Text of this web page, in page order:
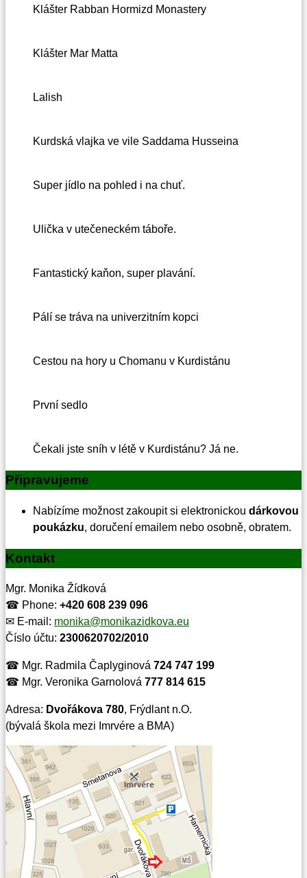
Klášter Rabban Hormizd Monastery
Klášter Mar Matta
Lalish
Kurdská vlajka ve vile Saddama Husseina
Super jídlo na pohled i na chuť.
Ulička v utečeneckém táboře.
Fantastický kaňon, super plavání.
Pálí se tráva na univerzitním kopci
Cestou na hory u Chomanu v Kurdistánu
První sedlo
Čekali jste sníh v létě v Kurdistánu? Já ne.
Připravujeme
Nabízíme možnost zakoupit si elektronickou dárkovou
poukázku, doručení emailem nebo osobně, obratem.
Kontakt
Mgr. Monika Žídková
☎ Phone: +420 608 239 096
✉ E-mail: monika@monikazidkova.eu
Číslo účtu: 2300620702/2010
☎ Mgr. Radmila Čaplyginová 724 747 199
☎ Mgr. Veronika Garnolová 777 814 615
Adresa: Dvořákova 780, Frýdlant n.O.
(bývalá škola mezi Imrvére a BMA)